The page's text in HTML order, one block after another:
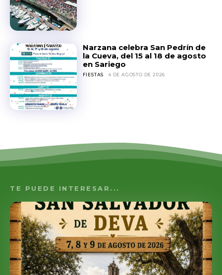
Narzana celebra San Pedrín de
la Cueva, del 15 al 18 de agosto
en Sariego
FIESTAS 4 DE AGOSTO DE 2026
TE PUEDE INTERESAR...